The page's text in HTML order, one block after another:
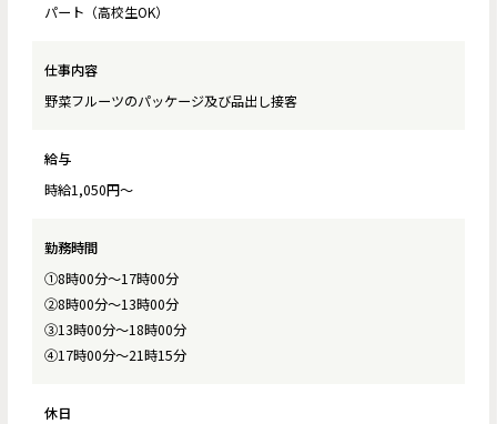
パート（高校生OK）
仕事内容
野菜フルーツのパッケージ及び品出し接客
給与
時給1,050円～
勤務時間
①8時00分〜17時00分
②8時00分〜13時00分
③13時00分〜18時00分
④17時00分〜21時15分
休日